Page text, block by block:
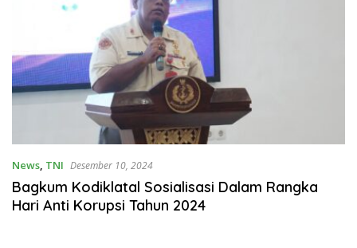
News, TNI Desember 10, 2024
Bagkum Kodiklatal Sosialisasi Dalam Rangka
Hari Anti Korupsi Tahun 2024